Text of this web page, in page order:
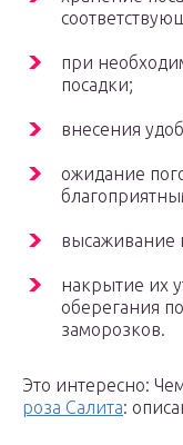
при
посадки;
внесения
ожидание
высаживание
накрытие их
оберегания
заморозков.
Это интересно:
роза Салита: